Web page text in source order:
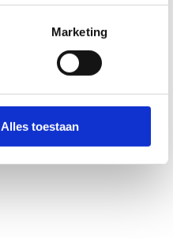
Marketing
Alles toestaan